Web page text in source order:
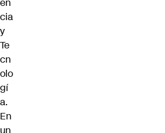
cia
y
Te
cn
olo
gí
a.
En
un